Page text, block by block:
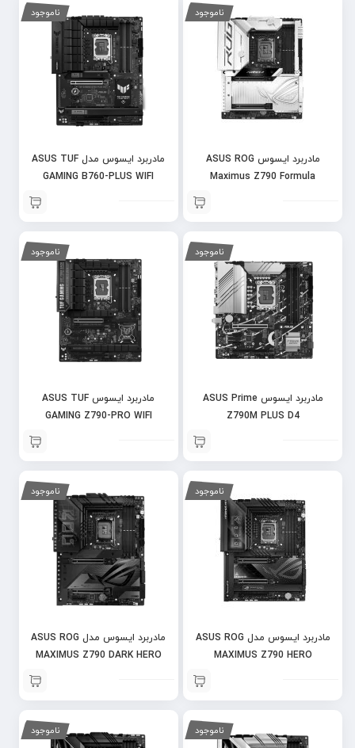
ناموجود
مادربرد ایسوس ASUS ROG
Maximus Z790 Formula
ناموجود
مادربرد ایسوس مدل ASUS TUF
GAMING B760-PLUS WIFI
ناموجود
مادربرد ایسوس ASUS Prime
Z790M PLUS D4
ناموجود
مادربرد ایسوس ASUS TUF
GAMING Z790-PRO WIFI
ناموجود
مادربرد ایسوس مدل ASUS ROG
MAXIMUS Z790 HERO
ناموجود
مادربرد ایسوس مدل ASUS ROG
MAXIMUS Z790 DARK HERO
ناموجود ناموجود